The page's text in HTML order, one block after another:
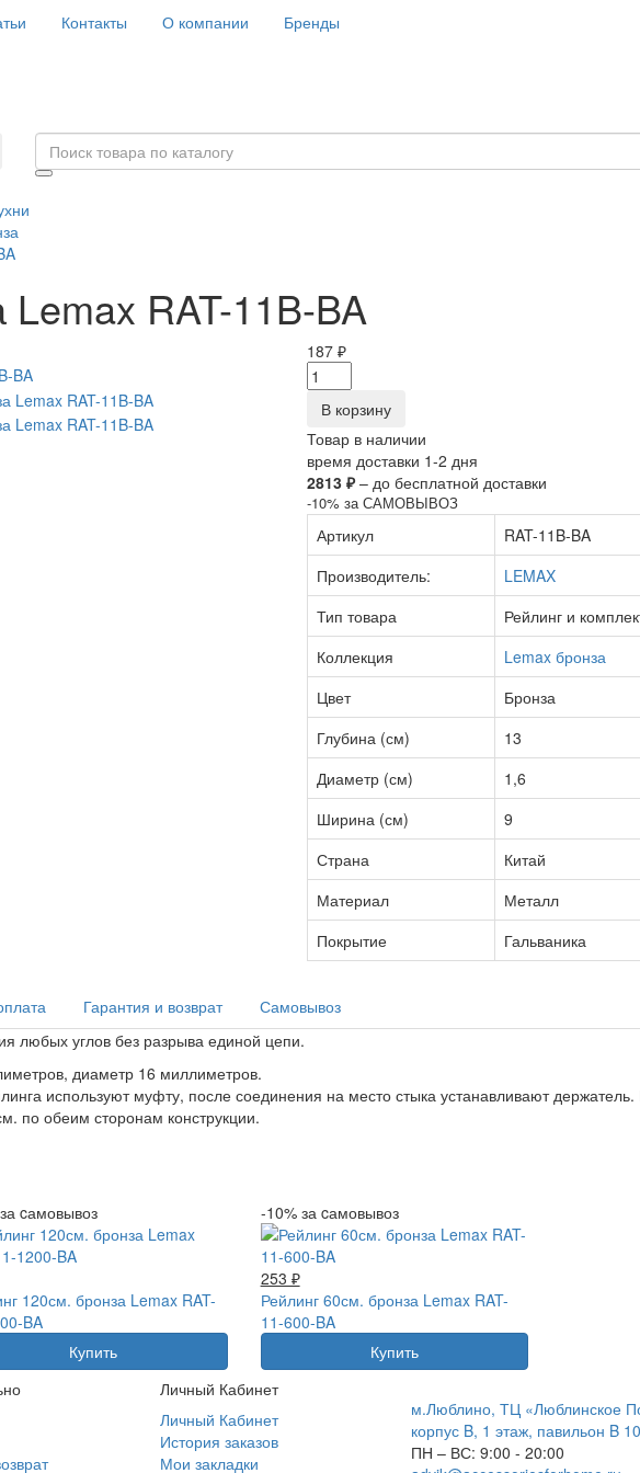
Контакты О компании Бренды
Lemax RAT-11B-BA
187 ₽
В корзину
Товар в наличии
время доставки 1-2 дня
2813 ₽– до бесплатной доставки
-10% за САМОВЫВОЗ
Артикул
RAT-11B-BA
Производитель:
LEMAX
Тип товара
Рейлинг и
Коллекция
Lemax бронза
Цвет
Бронза
Глубина (см)
13
Диаметр (см)
1,6
Ширина (см)
9
Страна
Китай
Материал
Металл
Покрытие
Гальваника
Гарантия и возврат
Самовывоз
любых углов без разрыва единой цепи.
диаметр 16 миллиметров.
используют муфту, после соединения на место стыка устанавливают
по обеим сторонам конструкции.
cамовывоз
120см. бронза Lemax RAT-
BA
Купить
-10% за cамовывоз
253 ₽
Рейлинг 60см. бронза Lemax RAT-
11-600-BA
Купить
Личный Кабинет
Личный Кабинет
История заказов
Мои закладки
м.Люблино, ТЦ «Люблинское
корпус B, 1 этаж, павильон B
ПН – ВС: 9:00 - 20:00